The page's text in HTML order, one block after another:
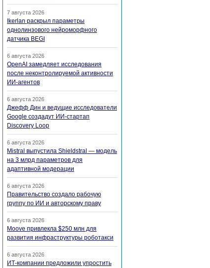
7 августа 2026
Ikerlan раскрыл параметры
однолинзового нейроморфного
датчика BEGI
6 августа 2026
OpenAI замедляет исследования
после неконтролируемой активности
ИИ-агентов
6 августа 2026
Джефф Дин и ведущие исследователи
Google создадут ИИ-стартап
Discovery Loop
6 августа 2026
Mistral выпустила Shieldstral — модель
на 3 млрд параметров для
адаптивной модерации
6 августа 2026
Правительство создало рабочую
группу по ИИ и авторскому праву
6 августа 2026
Moove привлекла $250 млн для
развития инфраструктуры роботакси
6 августа 2026
ИТ-компании предложили упростить